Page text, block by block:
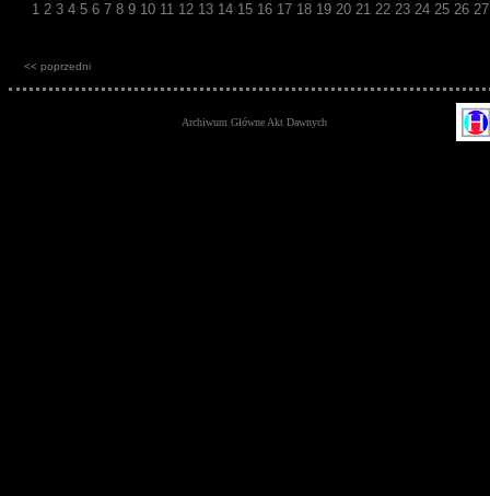
1 2 3 4 5 6 7 8 9 10 11 12 13 14 15 16 17 18 19 20 21 22 23 24 25 26
<< poprzedni
Archiwum Główne Akt Dawnych